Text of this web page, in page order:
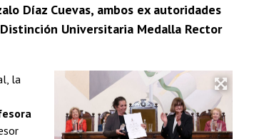
Díaz Cuevas, ambos ex autoridades
Universitaria Medalla Rector
la